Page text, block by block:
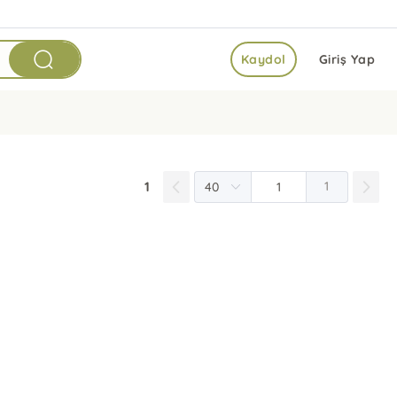
Giriş Yap
Kaydol
1 1